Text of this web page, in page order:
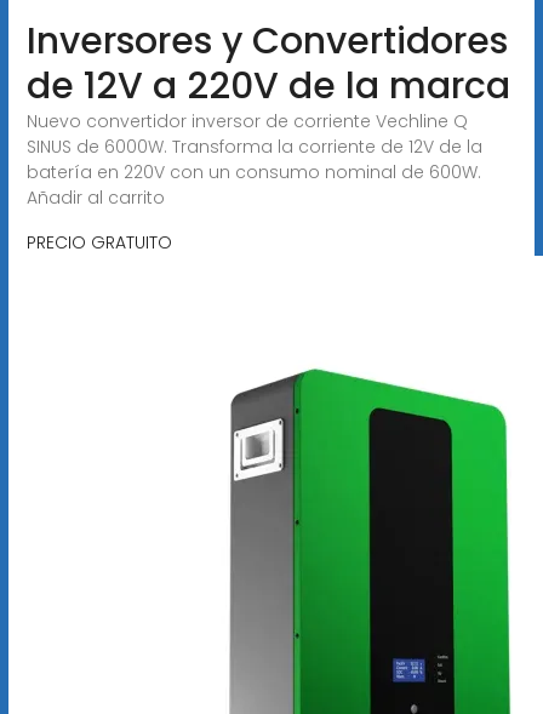
Inversores y Convertidores
de 12V a 220V de la marca
Nuevo convertidor inversor de corriente Vechline Q
SINUS de 6000W. Transforma la corriente de 12V de la
batería en 220V con un consumo nominal de 600W.
Añadir al carrito
PRECIO GRATUITO